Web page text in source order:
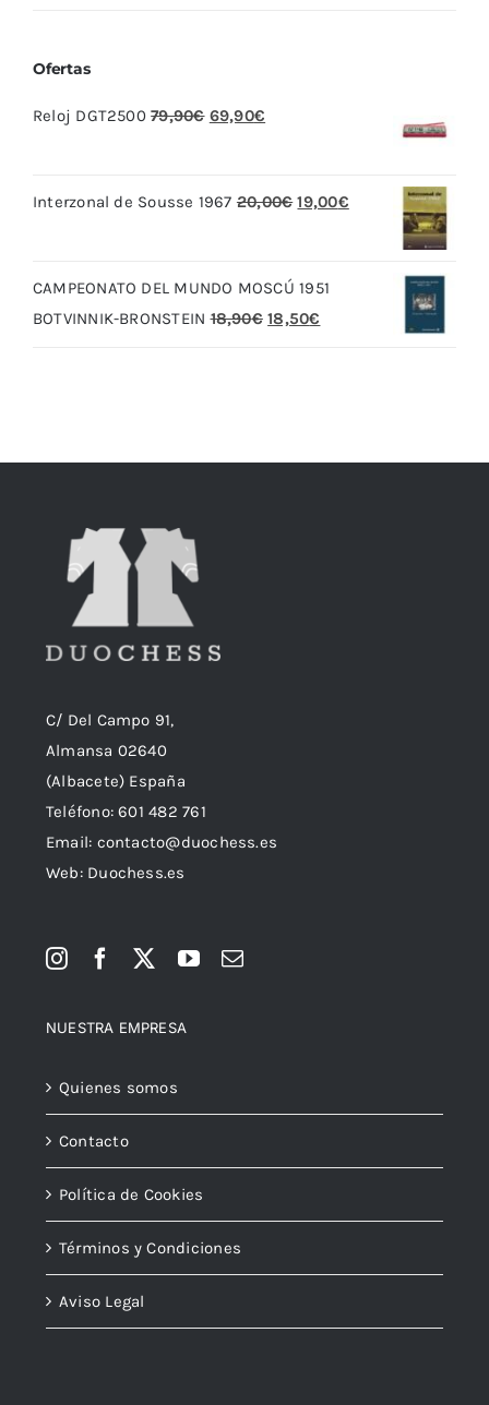
Ofertas
Reloj DGT2500 79,90€ El
era:
69,90€
es:
Interzonal de Sousse 1967 20,00€ El
era:
20,00€.
19,00€El
CAMPEONATO DEL MUNDO MOSCÚ 1951
BOTVINNIK-BRONSTEIN 18,90€ El
18,50€
C/ Del Campo 91,
Almansa 02640
(Albacete) España
Teléfono:601 482 761
Email: contacto@duochess.es
Web: Duochess.es
NUESTRA EMPRESA
Quienes somos
Contacto
Política de Cookies
Términos y Condiciones
Aviso Legal